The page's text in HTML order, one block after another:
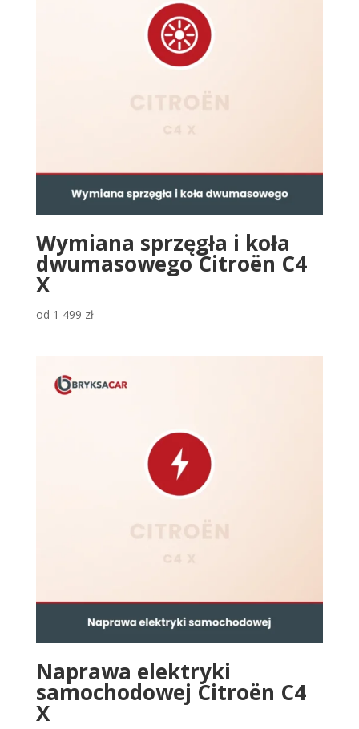
Wymiana sprzęgła i koła
dwumasowego Citroën C4
X
od 1 499 zł
Naprawa elektryki
samochodowej Citroën C4
X